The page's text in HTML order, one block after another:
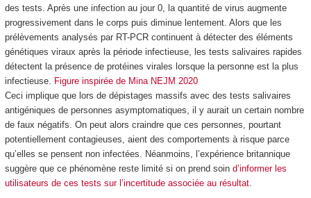
des tests. Après une infection au jour 0, la quantité de virus augmente
progressivement dans le corps puis diminue lentement. Alors que les
prélèvements analysés par RT-PCR continuent à détecter des éléments
génétiques viraux après la période infectieuse, les tests salivaires rapides
détectent la présence de protéines virales lorsque la personne est la plus
infectieuse. Figure inspirée de Mina NEJM 2020
Ceci implique que lors de dépistages massifs avec des tests salivaires
antigéniques de personnes asymptomatiques, il y aurait un certain nombre
de faux négatifs. On peut alors craindre que ces personnes, pourtant
potentiellement contagieuses, aient des comportements à risque parce
qu’elles se pensent non infectées. Néanmoins, l’expérience britannique
suggère que ce phénomène reste limité si on prend soin d’informer les
utilisateurs de ces tests sur l’incertitude associée au résultat.